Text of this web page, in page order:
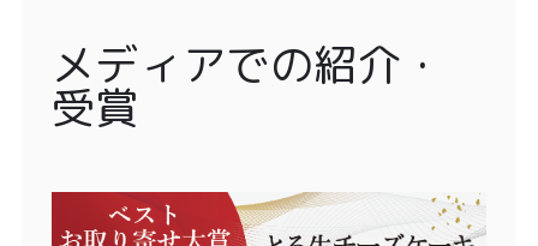
メディアでの紹介・
受賞